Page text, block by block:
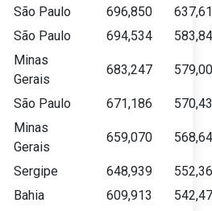
São Paulo 696,850
São Paulo 694,534
Minas
Gerais
683,247
São Paulo 671,186
Minas
Gerais
659,070
Sergipe 648,939
Bahia 609,913